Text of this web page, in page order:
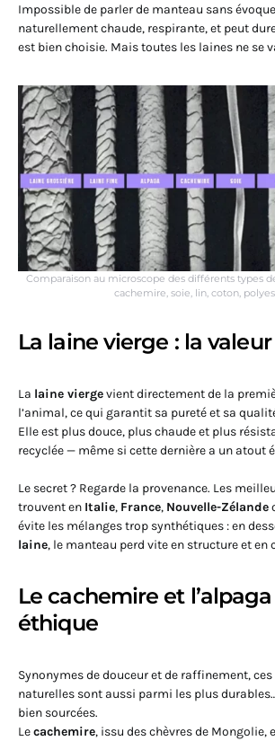
Impossible de parler de manteau sans
naturellement chaude, respirante, et peut
est bien choisie. Mais toutes les laines ne se
Comparaison au microscope des différents types
cachemire, soie, lin, coton,
La laine vierge : la
La laine viergevient directement de la
l’animal, ce qui garantit sa pureté et sa
Elle est plus douce, plus chaude et plus
recyclée — même si cette dernière a un atout
Le secret ? Regarde la provenance. Les
trouvent en Italie, France, Nouvelle-Zélande
évite les mélanges trop synthétiques : en
laine, le manteau perd vite en structure et en
Le cachemire et
éthique
Synonymes de douceur et de raffinement,
naturelles sont aussi parmi les plus
bien sourcées.
Lecachemire, issu des chèvres de Mongolie,